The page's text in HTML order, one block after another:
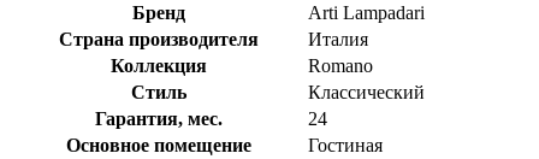
Бренд
Arti Lampadari
Страна производителя
Италия
Коллекция
Romano
Стиль
Классический
Гарантия, мес.
24
Основное помещение
Гостиная